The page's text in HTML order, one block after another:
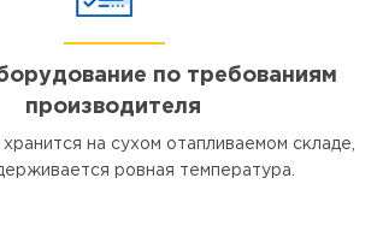
по требованиям
производителя
на сухом отапливаемом складе,
ровная температура.